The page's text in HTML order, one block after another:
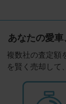
あなたの愛車
複数社の査定額
を賢く売却して